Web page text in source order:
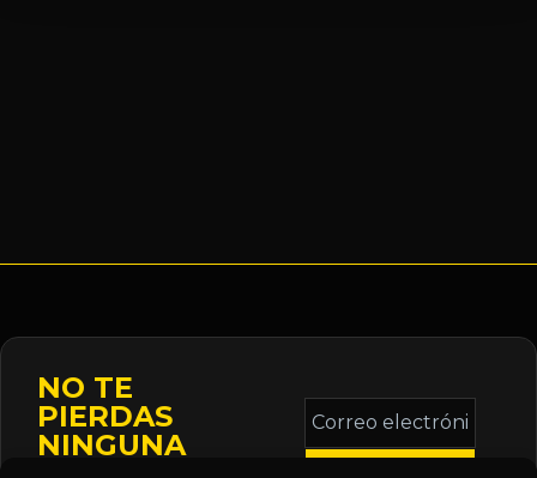
NO TE
PIERDAS
NINGUNA
Correo
electrónico
*